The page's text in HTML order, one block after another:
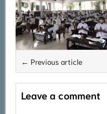
← Previous article
Leave a comment